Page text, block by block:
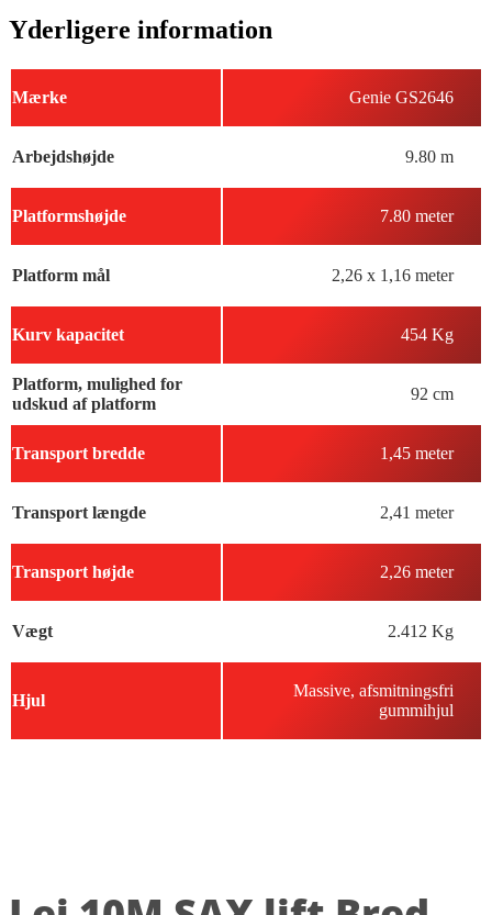
Yderligere information
Mærke Genie GS2646
Arbejdshøjde 9.80 m
Platformshøjde 7.80 meter
Platform mål 2,26 x 1,16 meter
Kurv kapacitet 454 Kg
Platform, mulighed for
udskud af platform
92 cm
Transport bredde 1,45 meter
Transport længde 2,41 meter
Transport højde 2,26 meter
Vægt 2.412 Kg
Hjul
Massive, afsmitningsfri
gummihjul